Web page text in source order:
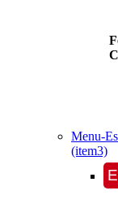
Menu-
(item3)